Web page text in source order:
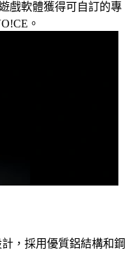
戲軟體獲得可自訂的專
。
，採用優質鋁結構和鋼